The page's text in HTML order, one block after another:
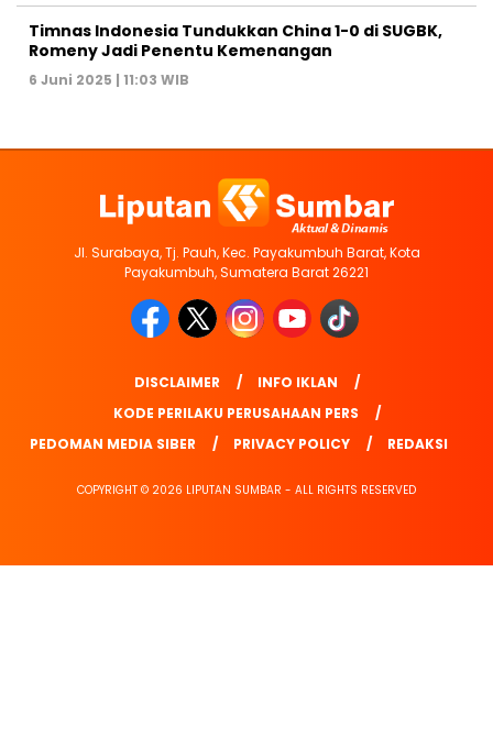
Timnas Indonesia Tundukkan China 1-0 di SUGBK,
Romeny Jadi Penentu Kemenangan
6 Juni 2025 | 11:03 WIB
Jl. Surabaya, Tj. Pauh, Kec. Payakumbuh Barat, Kota
Payakumbuh, Sumatera Barat 26221
DISCLAIMER
INFO IKLAN
KODE PERILAKU PERUSAHAAN PERS
PEDOMAN MEDIA SIBER
PRIVACY POLICY REDAKSI
COPYRIGHT © 2026 LIPUTAN SUMBAR - ALL RIGHTS RESERVED